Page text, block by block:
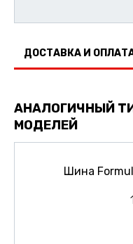
ДОСТАВКА И
АНАЛОГИЧНЫЙ
МОДЕЛЕЙ
Шина